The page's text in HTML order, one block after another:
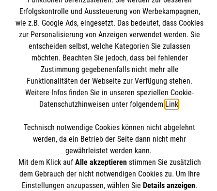
Wir Malteser
Impressum
Datenschutz
Malteser online
Malteserorden
Malteser Jugend
Malteser International
Mediathek
Spendenkonto
IBAN: DE55 3706 0120 1201 2020 15
BIC: GENODED1PA7
Soziale Netzwerke
Der Malteser Hilfsdienst e.V. ist als eingetragene
Erfolgskontrolle und Aussteuerung von Werbekampagnen,
wie z.B. Google Ads, eingesetzt. Das bedeutet, dass Cookies
zur Personalisierung von Anzeigen verwendet werden. Sie
entscheiden selbst, welche Kategorien Sie zulassen
möchten. Beachten Sie jedoch, dass bei fehlender
Zustimmung gegebenenfalls nicht mehr alle
Funktionalitäten der Webseite zur Verfügung stehen.
Weitere Infos finden Sie in unseren speziellen Cookie-
Datenschutzhinweisen unter folgendem Link.
Technisch notwendige Cookies können nicht abgelehnt
werden, da ein Betrieb der Seite dann nicht mehr
gewährleistet werden kann.
Mit dem Klick auf Alle akzeptierenstimmen Sie zusätzlich
dem Gebrauch der nicht notwendigen Cookies zu. Um Ihre
Einstellungen anzupassen, wählen Sie Details anzeigen.